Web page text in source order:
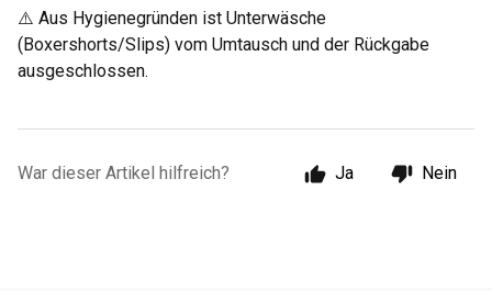
⚠️ Aus Hygienegründen ist Unterwäsche
(Boxershorts/Slips) vom Umtausch und der Rückgabe
ausgeschlossen.
War dieser Artikel hilfreich? Ja Nein